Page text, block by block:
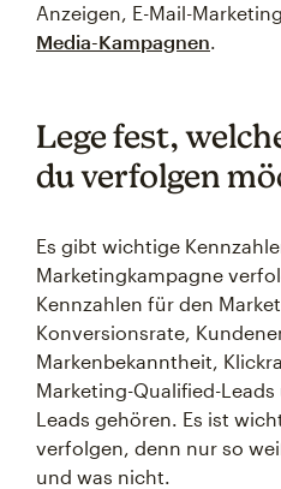
Anzeigen, E-Mail-
Media-Kampagnen.
Lege fest,
du verfolgen
Es gibt wichtige
Marketingkampagne
Kennzahlen für den
Konversionsrate,
Markenbekanntheit,
Marketing-Qualified-
Leads gehören. Es ist
verfolgen, denn nur so
und was nicht.